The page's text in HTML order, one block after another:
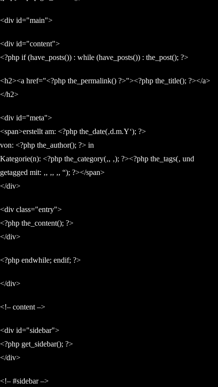
<div id="main">
<div id="content">
<?php if (have_posts()) : while (have_posts()) : the_post(); ?>
<h2><a href="<?php the_permalink() ?>"><?php the_title(); ?></a>
</h2>
<div id="meta">
<span>erstellt am: <?php the_date(‚d.m.Y‘); ?>
von: <?php the_author(); ?> in
Kategorie(n): <?php the_category(‚, ‚); ?><?php the_tags(‚ und
getagged mit: ‚, ‚, ‚, “); ?></span>
</div>
<div class="entry">
<?php the_content(); ?>
</div>
<?php endwhile; endif; ?>
</div>
<!– content –>
<div id="sidebar">
<?php get_sidebar(); ?>
</div>
<!– #sidebar –>